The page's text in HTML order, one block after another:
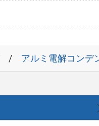
アルミ電解コンデ